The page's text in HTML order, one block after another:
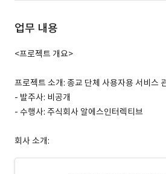
업무 내용
<프로젝트 개요>
프로젝트 소개: 종교 단체 사용자용 서비스
- 발주사: 비공개
- 수행사: 주식회사 알에스인터렉티브
회사 소개: